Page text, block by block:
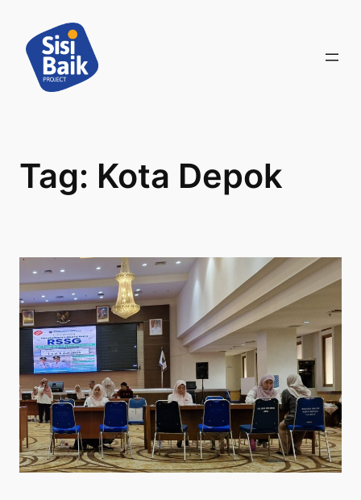
content
Tag: Kota Depok